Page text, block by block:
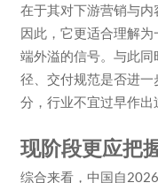
在于其对下游营销与内
因此，它更适合理解
端外溢的信号。与此
径、交付规范是否进
分，行业不宜过早作出
现阶段更应把
综合来看，中国自